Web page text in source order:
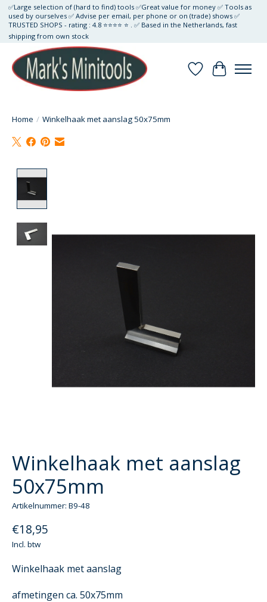
✅Large selection of (hard to find) tools ✅Great value for money ✅ Tools as
used by ourselves ✅ Advise per email, per phone or on (trade) shows ✅
TRUSTED SHOPS - rating : 4.8 ⭐⭐⭐⭐ ⭐ . ✅ Based in the Netherlands, fast
shipping from own stock
Verlanglijst
Home / Winkelhaak met aanslag 50x75mm
Winkelhaak met aanslag
50x75mm
Artikelnummer: B9-48
€18,95
Incl. btw
Winkelhaak met aanslag
afmetingen ca. 50x75mm